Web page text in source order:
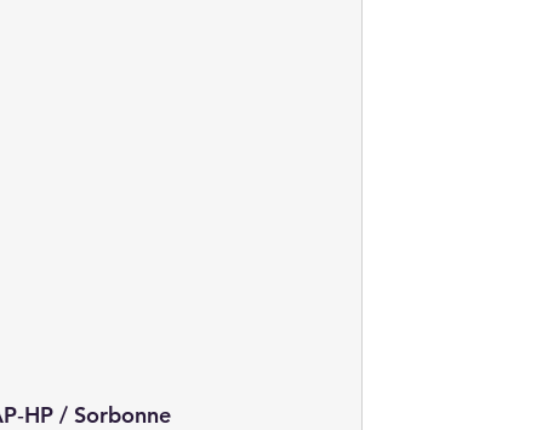
/ Sorbonne